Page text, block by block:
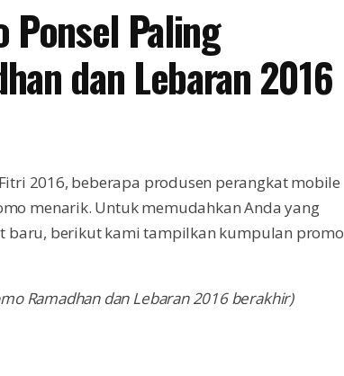
Ponsel Paling
dan Lebaran 2016
2016, beberapa produsen perangkat mobile
menarik. Untuk memudahkan Anda yang
baru, berikut kami tampilkan kumpulan promo
Ramadhan dan Lebaran 2016 berakhir)